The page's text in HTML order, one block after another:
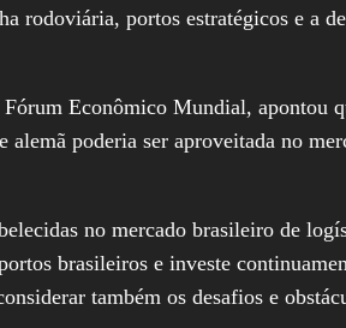
rodoviária, portos estratégicos e a
Fórum Econômico Mundial, apontou
poderia ser aproveitada no
no mercado brasileiro de
brasileiros e investe
também os desafios e